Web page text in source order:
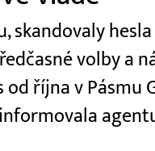
skandovaly
volby a
října v Pásmu